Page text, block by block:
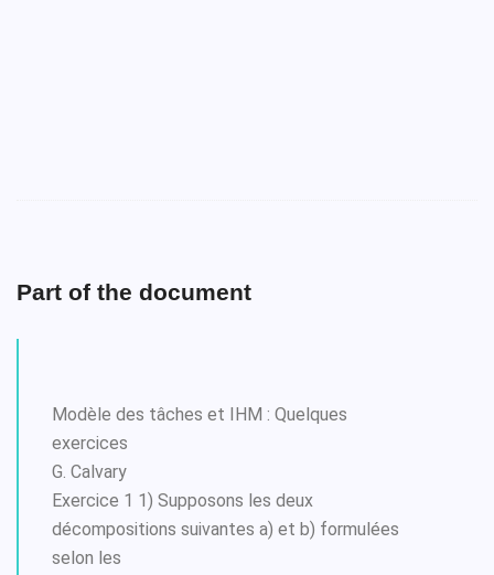
Part of the document
Modèle des tâches et IHM : Quelques
exercices
G. Calvary
Exercice 1 1) Supposons les deux
décompositions suivantes a) et b) formulées
selon les